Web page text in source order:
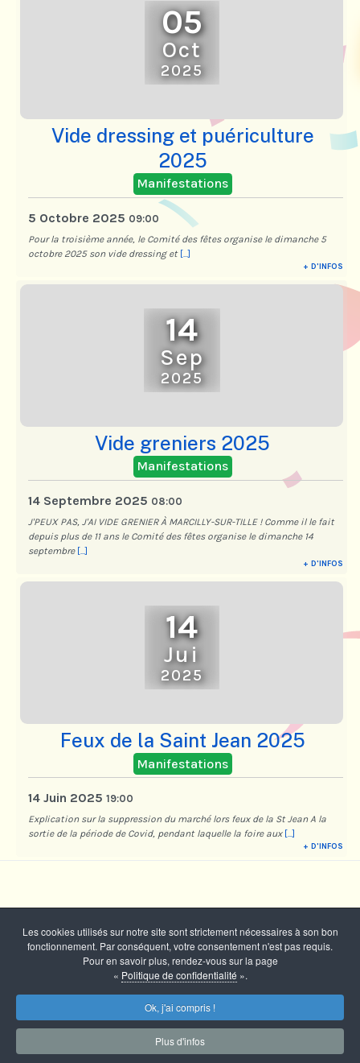
05
Oct
2025
Vide dressing et puériculture
2025
Manifestations
5 Octobre 2025 09:00
Pour la troisième année, le Comité des fêtes organise le dimanche 5
octobre 2025 son vide dressing et [...]
+ D'INFOS
14
Sep
2025
Vide greniers 2025
Manifestations
14 Septembre 2025 08:00
J'PEUX PAS, J'AI VIDE GRENIER À MARCILLY-SUR-TILLE ! Comme il le fait
depuis plus de 11 ans le Comité des fêtes organise le dimanche 14
septembre [...]
+ D'INFOS
14
Jui
2025
Feux de la Saint Jean 2025
Manifestations
14 Juin 2025 19:00
Explication sur la suppression du marché lors feux de la St Jean A la
sortie de la période de Covid, pendant laquelle la foire aux [...]
+ D'INFOS
Copyright © 2026 Comité des Fêtes - Marcilly sur Tille -
Tous droits réservés
Les cookies utilisés sur notre site sont strictement nécessaires à son bon
fonctionnement. Par conséquent, votre consentement n'est pas requis.
Pour en savoir plus, rendez-vous sur la page
« Politique de confidentialité ».
Ok, j'ai compris !
Plus d'infos